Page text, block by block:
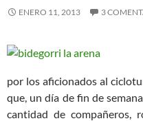
ENERO 11, 2013 3
por los aficionados al
que, un día de fin de
cantidad de compañeros,